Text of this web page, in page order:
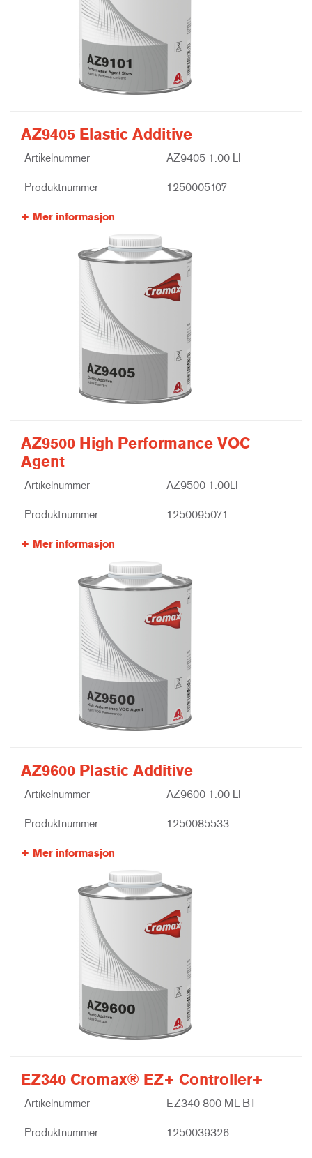
AZ9405 Elastic Additive
Artikelnummer AZ9405 1.00 LI
Produktnummer 1250005107
Mer informasjon
AZ9500 High Performance VOC
Agent
Artikelnummer AZ9500 1.00LI
Produktnummer 1250095071
Mer informasjon
AZ9600 Plastic Additive
Artikelnummer AZ9600 1.00 LI
Produktnummer 1250085533
Mer informasjon
EZ340 Cromax® EZ+ Controller+
Artikelnummer EZ340 800 ML BT
Produktnummer 1250039326